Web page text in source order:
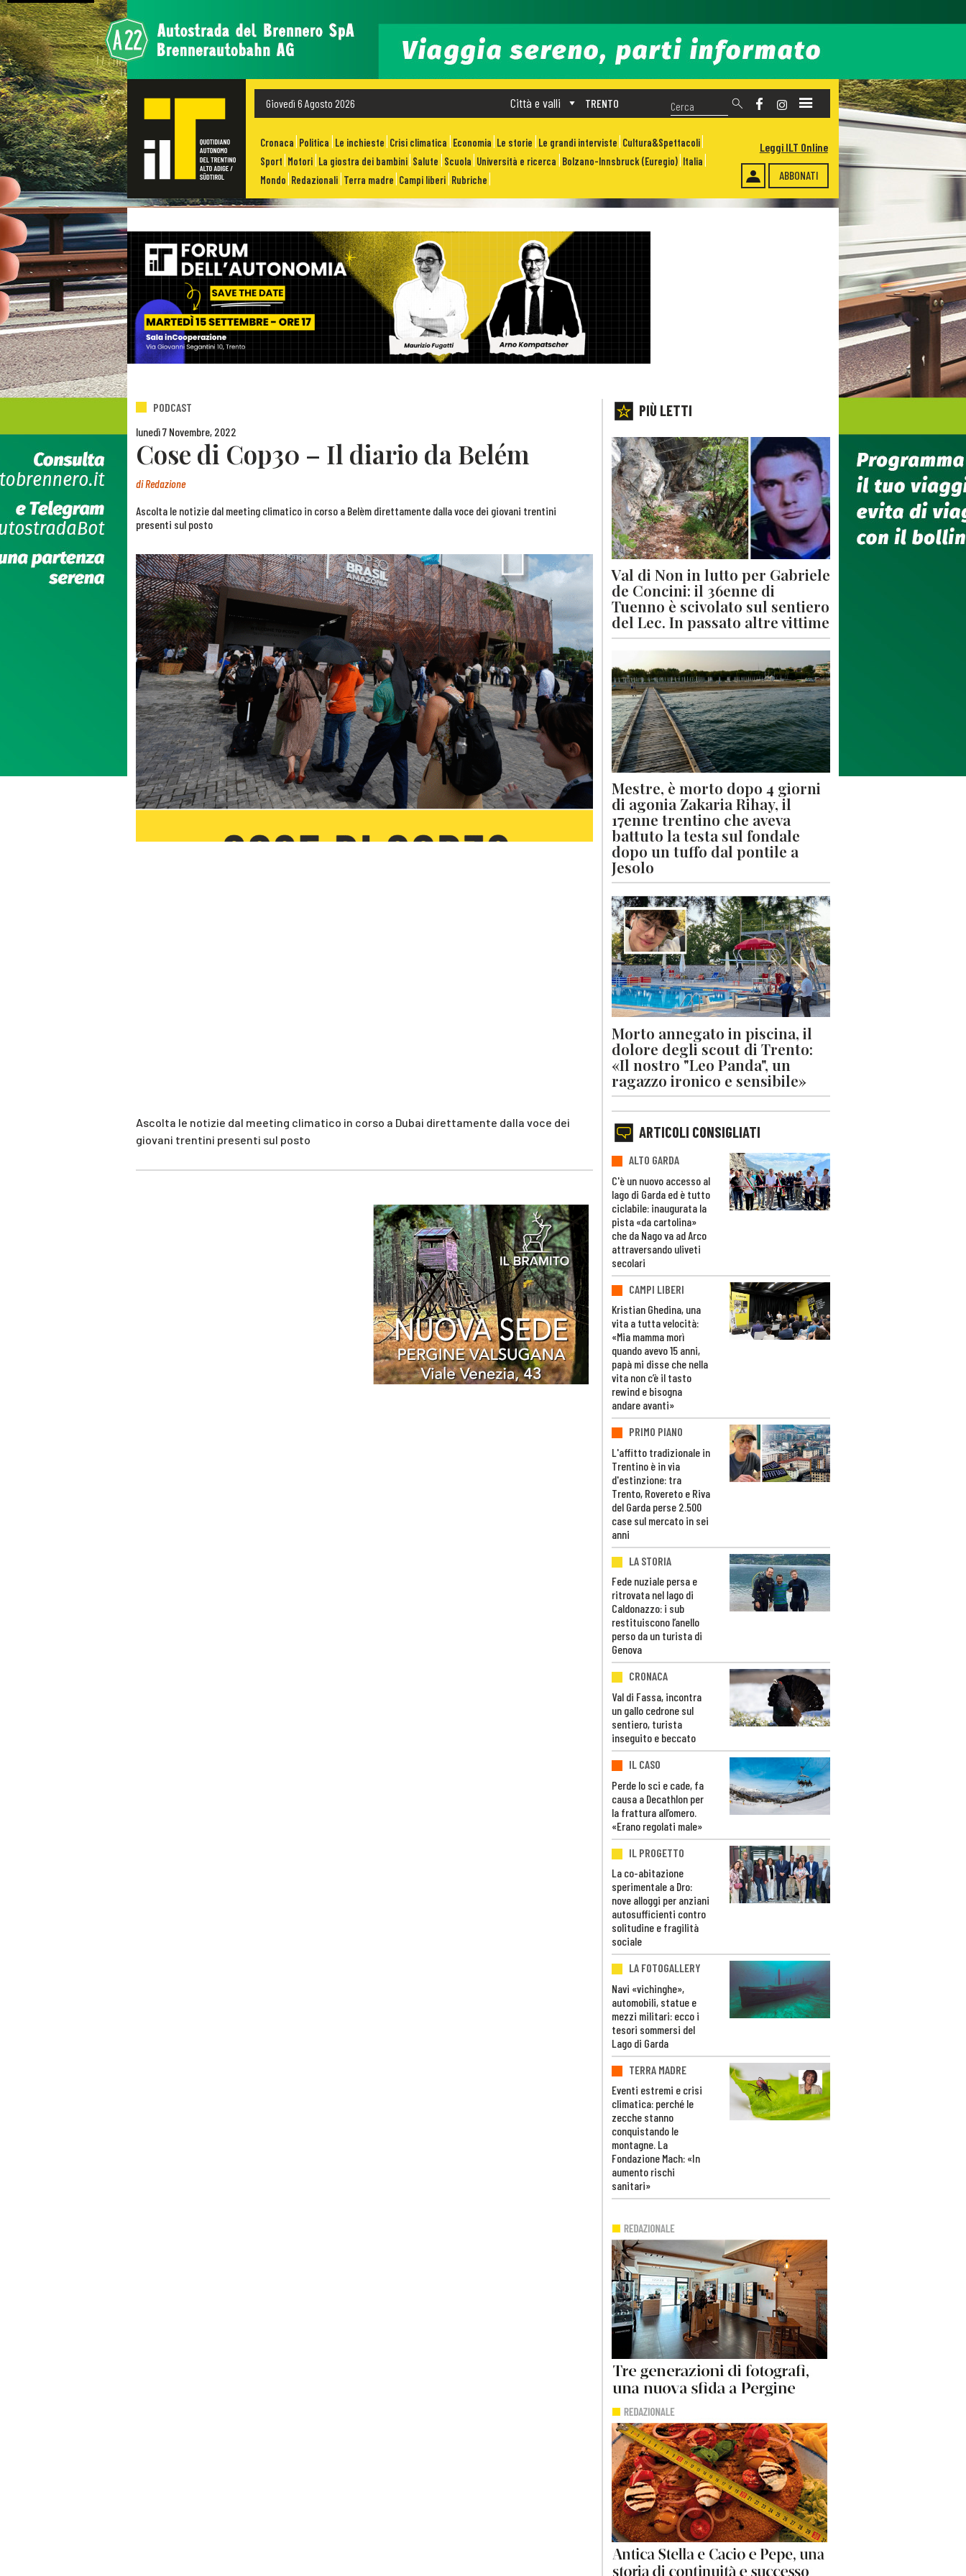
Giovedì 6 Agosto 2026 TRENTO
Città e valli
Cronaca Politica Le inchieste Crisi climatica Economia Le storie Le grandi interviste Cultura&Spettacoli
Sport Motori La giostra dei bambini Salute Scuola Università e ricerca Bolzano-Innsbruck (Euregio) Italia
Mondo Redazionali Terra madre Campi liberi Rubriche ABBONATI
Leggi ILT Online
PODCAST
lunedì 7 Novembre, 2022
Cose di Cop30 – Il diario da Belém
diRedazione
Ascolta le notizie dal meeting climatico in corso a Belèm direttamente dalla voce dei giovani trentini
presenti sul posto
Ascolta le notizie dal meeting climatico in corso a Dubai direttamente dalla voce dei
giovani trentini presenti sul posto
PIÙ LETTI
Val di Non in lutto per Gabriele
de Concini: il 36enne di
Tuenno è scivolato sul sentiero
del Lec. In passato altre vittime
Mestre, è morto dopo 4 giorni
di agonia Zakaria Rihay, il
17enne trentino che aveva
battuto la testa sul fondale
dopo un tuffo dal pontile a
Jesolo
Morto annegato in piscina, il
dolore degli scout di Trento:
«Il nostro "Leo Panda", un
ragazzo ironico e sensibile»
ARTICOLI CONSIGLIATI
ALTO GARDA
C'è un nuovo accesso al
lago di Garda ed è tutto
ciclabile: inaugurata la
pista «da cartolina»
che da Nago va ad Arco
attraversando uliveti
secolari
CAMPI LIBERI
Kristian Ghedina, una
vita a tutta velocità:
«Mia mamma morì
quando avevo 15 anni,
papà mi disse che nella
vita non c’è il tasto
rewind e bisogna
andare avanti»
PRIMO PIANO
L'affitto tradizionale in
Trentino è in via
d'estinzione: tra
Trento, Rovereto e Riva
del Garda perse 2.500
case sul mercato in sei
anni
LA STORIA
Fede nuziale persa e
ritrovata nel lago di
Caldonazzo: i sub
restituiscono l’anello
perso da un turista di
Genova
CRONACA
Val di Fassa, incontra
un gallo cedrone sul
sentiero, turista
inseguito e beccato
IL CASO
Perde lo sci e cade, fa
causa a Decathlon per
la frattura all’omero.
«Erano regolati male»
IL PROGETTO
La co-abitazione
sperimentale a Dro:
nove alloggi per anziani
autosufficienti contro
solitudine e fragilità
sociale
LA FOTOGALLERY
Navi «vichinghe»,
automobili, statue e
mezzi militari: ecco i
tesori sommersi del
Lago di Garda
TERRA MADRE
Eventi estremi e crisi
climatica: perché le
zecche stanno
conquistando le
montagne. La
Fondazione Mach: «In
aumento rischi
sanitari»